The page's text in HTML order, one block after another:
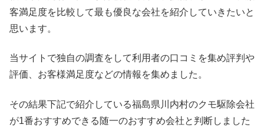
客満足度を比較して最も優良な会社を紹介していきたいと
思います。
当サイトで独自の調査をして利用者の口コミを集め評判や
評価、お客様満足度などの情報を集めました。
その結果下記で紹介している福島県川内村のクモ駆除会社
が1番おすすめできる随一のおすすめ会社と判断しました